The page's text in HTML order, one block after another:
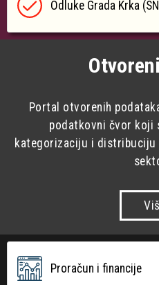
Odluke Grada Krka
Portal otvorenih
podatkovni čvor koji
kategorizaciju i distribuciju
Proračun i financije